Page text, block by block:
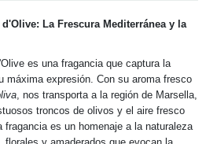
La Frescura Mediterránea y la
es una fragancia que captura la
máxima expresión. Con su aroma fresco
, nos transporta a la región de Marsella,
troncos de olivos y el aire fresco
fragancia es un homenaje a la naturaleza